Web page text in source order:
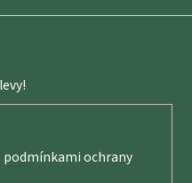
podmínkami ochrany